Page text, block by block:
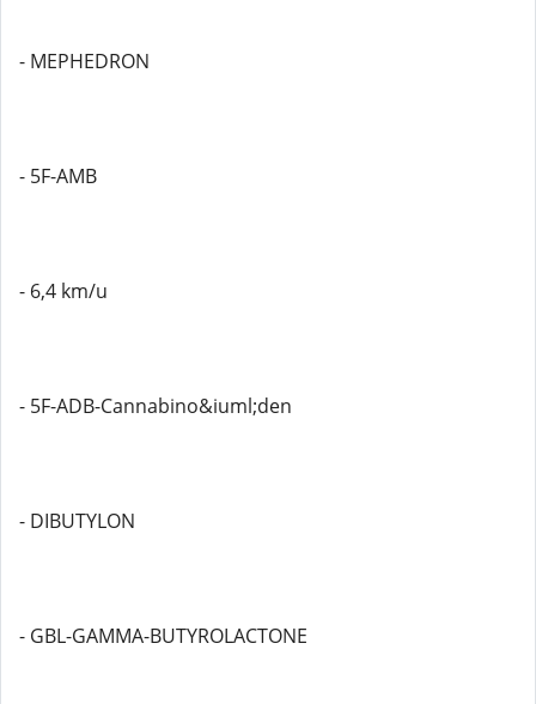
- MEPHEDRON
- 5F-AMB
- 6,4 km/u
- 5F-ADB-Cannabino&iuml;den
- DIBUTYLON
- GBL-GAMMA-BUTYROLACTONE